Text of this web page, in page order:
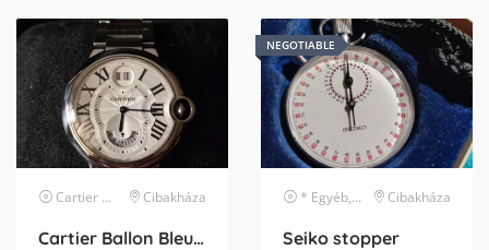
Cartier karóra Cibakháza
Cartier Ballon Bleu GMT Big date
NEGOTIABLE
* Egyéb, listában nem szereplő márka Cibakháza
Seiko stopper